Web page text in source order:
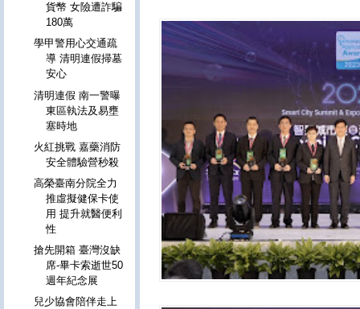
貨幣 女險遭詐騙
180萬
學甲警用心交通疏
導 清明連假掃墓
安心
清明連假 南一警曝
東區執法及易壅
塞時地
火紅挑戰 嘉藥消防
安全體驗營秒殺
高榮臺南分院全力
推虛擬健保卡使
用 提升就醫便利
性
搶先開箱 臺灣沒缺
席-畢卡索逝世50
週年紀念展
兒少協會陪伴走上